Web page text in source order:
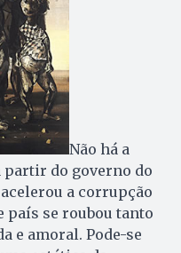
Não há a
partir do governo do
a corrupção
país se roubou tanto
e amoral. Pode-se